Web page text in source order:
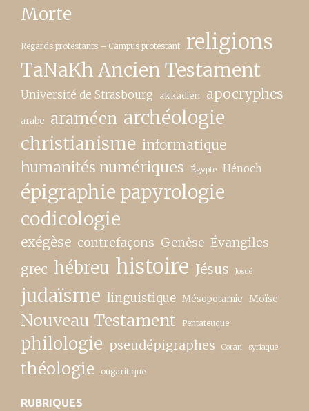
Morte
Regards protestants – Campus protestant religions
TaNaKh Ancien Testament
Université de Strasbourg akkadien apocryphes
arabe araméen archéologie
christianisme informatique
humanités numériques Égypte Hénoch
épigraphie papyrologie
codicologie
exégèse contrefaçons Genèse Évangiles
grec hébreu histoire Jésus Josué
judaïsme linguistique Mésopotamie Moïse
Nouveau Testament Pentateuque
philologie pseudépigraphes Coran syriaque
théologie ougaritique
RUBRIQUES